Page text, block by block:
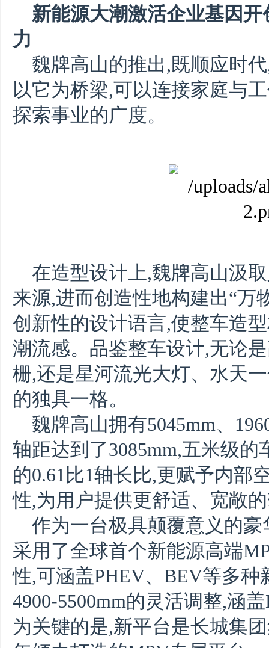
新能源大潮激活企业基因
力
魏牌高山的推出,既顺应时
以它为桥梁,可以连接家庭与
探索事业的广度。
在造型设计上,魏牌高山汲
来源,进而创造性地构建出“万
创新性的设计语言,使整车造
潮流感。品鉴整车设计,无论
栅,还是星河流光大灯、水天
的独具一格。
魏牌高山拥有5045mm、
轴距达到了3085mm,五米级
的0.61比1轴长比,更赋予内部
性,为用户提供更舒适、宽敞
作为一台极具颠覆意义的
采用了全球首个新能源高端
性,可涵盖PHEV、BEV等多
4900-5500mm的灵活调整,涵
为关键的是,新平台是长城集